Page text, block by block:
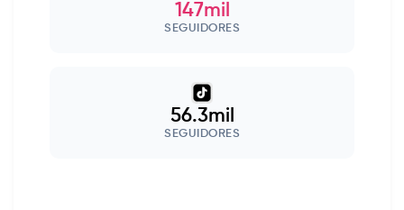
147mil
SEGUIDORES
56.3mil
SEGUIDORES